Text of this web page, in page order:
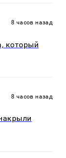
8 часов назад
который
8 часов назад